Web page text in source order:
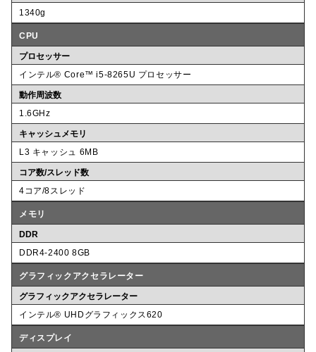
1340g
CPU
プロセッサー
インテル® Core™ i5-8265U プロセッサー
動作周波数
1.6GHz
キャッシュメモリ
L3 キャッシュ 6MB
コア数/スレッド数
4コア/8スレッド
メモリ
DDR
DDR4-2400 8GB
グラフィックアクセラレーター
グラフィックアクセラレーター
インテル® UHDグラフィックス620
ディスプレイ